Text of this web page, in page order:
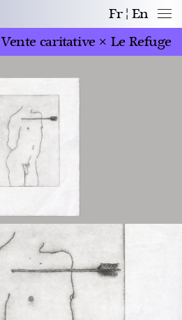
Fr
En
Vente caritative × Le Refuge